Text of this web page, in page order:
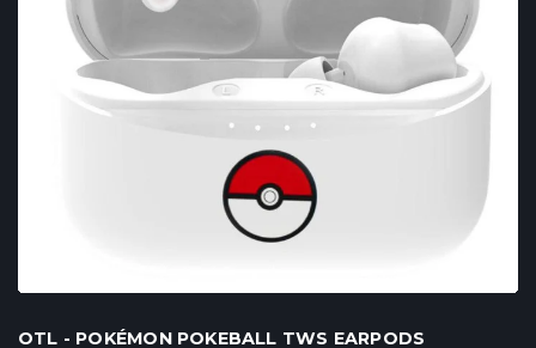
OTL - POKÉMON POKEBALL TWS EARPODS